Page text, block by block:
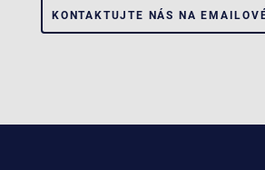
KONTAKTUJTE NÁS NA